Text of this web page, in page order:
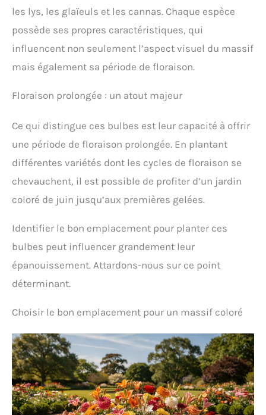
les lys, les glaïeuls et les cannas. Chaque espèce
possède ses propres caractéristiques, qui
influencent non seulement l’aspect visuel du massif
mais également sa période de floraison.
Floraison prolongée : un atout majeur
Ce qui distingue ces bulbes est leur capacité à offrir
une période de floraison prolongée. En plantant
différentes variétés dont les cycles de floraison se
chevauchent, il est possible de profiter d’un jardin
coloré de juin jusqu’aux premières gelées.
Identifier le bon emplacement pour planter ces
bulbes peut influencer grandement leur
épanouissement. Attardons-nous sur ce point
déterminant.
Choisir le bon emplacement pour un massif coloré